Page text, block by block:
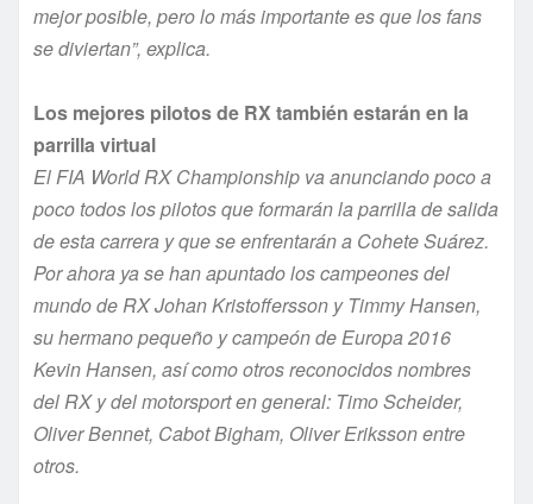
mejor posible, pero lo más importante es que los fans
se diviertan”, explica.
Los mejores pilotos de RX también estarán en la
parrilla virtual
El FIA World RX Championship va anunciando poco a
poco todos los pilotos que formarán la parrilla de salida
de esta carrera y que se enfrentarán a Cohete Suárez.
Por ahora ya se han apuntado los campeones del
mundo de RX Johan Kristoffersson y Timmy Hansen,
su hermano pequeño y campeón de Europa 2016
Kevin Hansen, así como otros reconocidos nombres
del RX y del motorsport en general: Timo Scheider,
Oliver Bennet, Cabot Bigham, Oliver Eriksson entre
otros.